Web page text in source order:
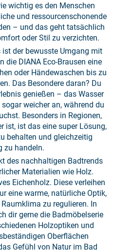
wichtig es den Menschen
und ressourcenschonende
– und das geht tatsächlich
oder Stil zu verzichten.
der bewusste Umgang mit
die DIANA Eco-Brausen eine
oder Händewaschen bis zu
Das Besondere daran? Du
genießen – das Wasser
weicher an, während du
Besonders in Regionen,
ist, ist das eine super Lösung,
behalten und gleichzeitig
zu handeln.
des nachhaltigen Badtrends
Materialien wie Holz.
Eichenholz. Diese verleihen
eine warme, natürliche Optik,
zu regulieren. In
dir gerne die Badmöbelserie
Holzoptiken und
Oberflächen
Gefühl von Natur im Bad